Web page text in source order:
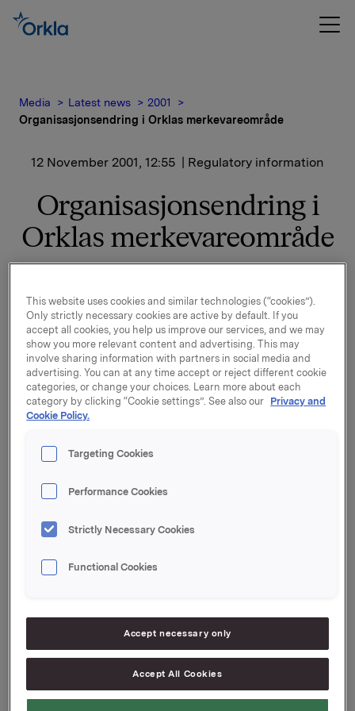
Media Latest news
2001
Organisasjonsendring i Orklas merkevareområde
12 November 2001, 12:55 | Regulatory information
Organisasjonsendring i
Orklas merkevareområde
være knyttet til merkevareområdet, med
konsernmessig fagansvar for marketing og salg.
Jørgensen vil lede Orklas marketing- og salgsfora, og
får oppfølgingsansvar mot Merkvareskolen og
Selgerlederskolen.
nordiske handelskjedene. Jørgensen vil være
styremedlem i ulike Orkla-selskaper i Norden, samt
inngå i det nyopprettede styre for
kompetanseutvikling i Orkla. Han vil også bidra i
forretningsutvikling innenfor merkevareområdet.
Torkild Nordberg er siviløkonom fra NHH, og har
direktør for Lilleborg Dagligvarer.
Orkla Brands består i tillegg til Lilleborg av
This website uses cookies and similar technologies (“cookies”).
Only strictly necessary cookies are active by default. If you
accept all cookies, you help us improve our services, and we may
show you more relevant content and advertising. This may
involve sharing information with partners in social media and
advertising. You can at any time accept or reject different cookie
categories, or change your choices. Learn more about each
category by clicking “Cookie settings”. See also our Privacy and
Cookie Policy.
Targeting Cookies
Performance Cookies
Strictly Necessary Cookies
Functional Cookies
Accept necessary only
Accept All Cookies